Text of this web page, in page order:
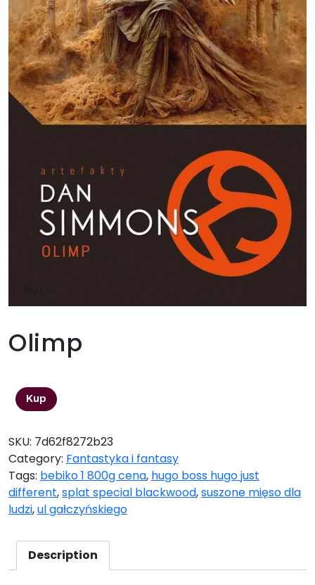
Olimp
Kup
SKU: 7d62f8272b23
Category: Fantastyka i fantasy
Tags: bebiko 1 800g cena, hugo boss hugo just
different,splat special blackwood,suszone mięso dla
ludzi,ul gałczyńskiego
Description